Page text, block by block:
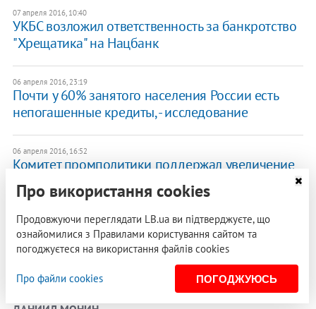
07 апреля 2016, 10:40
УКБС возложил ответственность за банкротство
"Хрещатика" на Нацбанк
06 апреля 2016, 23:19
Почти у 60% занятого населения России есть
непогашенные кредиты, - исследование
06 апреля 2016, 16:52
Комитет промполитики поддержал увеличение
пошлины на экспорт лома
06 апреля 2016, 15:21
Британский финансист посоветовал Украине
заняться реформой образования и банковской
Про використання cookies
Продовжуючи переглядати LB.ua ви підтверджуєте, що
ознайомилися з Правилами користування сайтом та
погоджуєтеся на використання файлів cookies
Про файли cookies ПОГОДЖУЮСЬ